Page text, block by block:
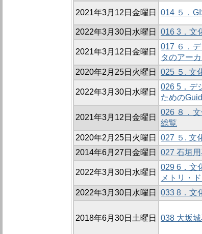
2021年3月12日金曜日 014 ５．
2022年3月30日水曜日
016 3．文
2021年3月12日金曜日
017 ６．
タのアー
2020年2月25日火曜日 025 ５. 文
2022年3月30日水曜日
026 5．デ
ための
2021年3月12日金曜日
026 ８．
総覧
2020年2月25日火曜日 027 ５. 文
2014年6月27日金曜日
027 石垣
2022年3月30日水曜日
029 6．文
メトリ・
2022年3月30日水曜日 033 8．文
2018年6月30日土曜日 038 大坂